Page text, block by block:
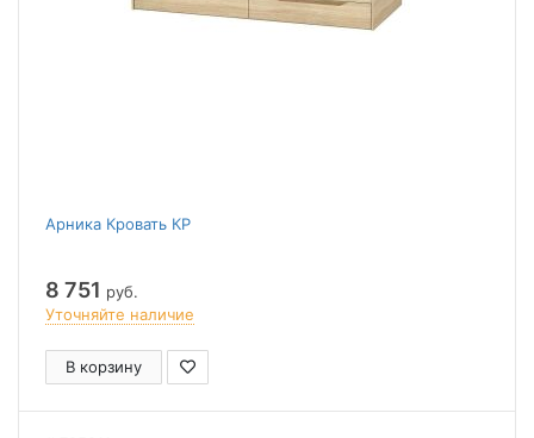
Арника Кровать КР
8 751 руб.
Уточняйте наличие
В корзину